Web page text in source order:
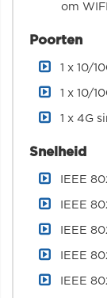
om
Poorten
1 x 10/
1 x 10/
1 x 4G
Snelheid
IEEE
IEEE
IEEE
IEEE
IEEE